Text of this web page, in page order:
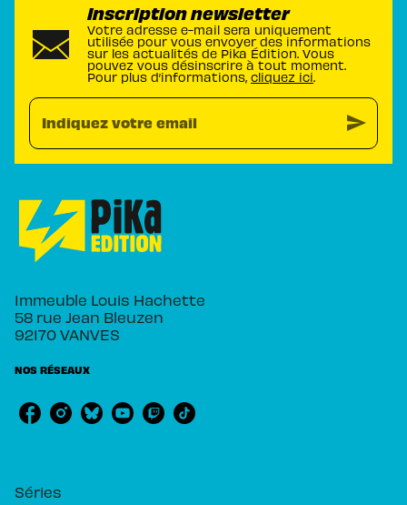
Inscription newsletter
Votre adresse e-mail sera uniquement
utilisée pour vous envoyer des informations
sur les actualités de Pika Édition. Vous
pouvez vous désinscrire à tout moment.
Pour plus d’informations, cliquez ici.
Indiquez votre email send
Immeuble Louis Hachette
58 rue Jean Bleuzen
92170 VANVES
NOS RÉSEAUX
Séries